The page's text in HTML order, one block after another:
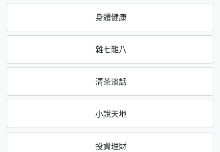
身體健康
雜七雜八
清茶淡話
小說天地
投資理財